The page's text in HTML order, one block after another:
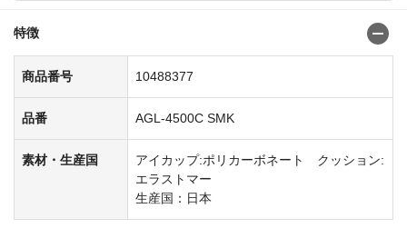
特徴
商品番号 10488377
品番 AGL-4500C SMK
素材・生産国
アイカップ:ポリカーボネート クッション:
エラストマー
生産国：日本